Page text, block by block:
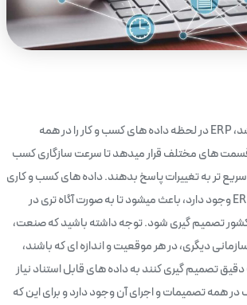
همانگونه که اشاره شد، ERP در لحظه داده های کسب و کار را در همه
های مختلف قرار میدهد تا سرعت سازگاری کسب
تر به تغییرات پاسخ بدهند. داده های کسب و کاری
که در نرم افزارهای ERP وجود دارد، باعث میشود تا به صورت آگاه تری در
تصمیم گیری شود. توجه داشته باشید که صنعت،
دیگری، در هر موقعیت و اندازه ای که باشند،
تصمیم گیری کنند به داده های قابل استناد نیاز
همه تصمیمات و اجرای آن وجود دارد و برای این که